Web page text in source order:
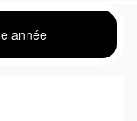
année